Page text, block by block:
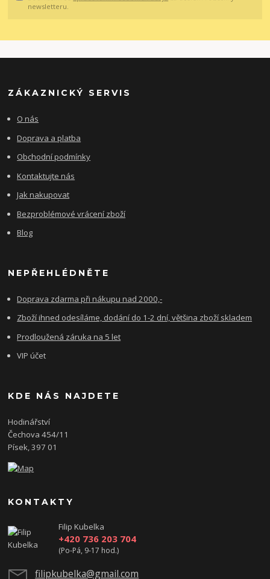
newsletteru.
ZÁKAZNICKÝ SERVIS
O nás
Doprava a platba
Obchodní podmínky
Kontaktujte nás
Jak nakupovat
Bezproblémové vrácení zboží
Blog
NEPŘEHLÉDNĚTE
Doprava zdarma při nákupu nad 2000,-
Zboží ihned odesíláme, dodání do 1-2 dní, většina zboží skladem
Prodloužená záruka na 5 let
VIP účet
KDE NÁS NAJDETE
Hodinářství
Čechova 454/11
Písek, 397 01
KONTAKTY
Filip Kubelka
+420 736 203 704
(Po-Pá, 9-17 hod.)
filipkubelka@gmail.com